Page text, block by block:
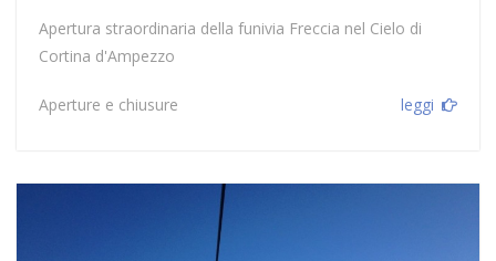
Apertura straordinaria della funivia Freccia nel Cielo di
Cortina d'Ampezzo
Aperture e chiusure leggi